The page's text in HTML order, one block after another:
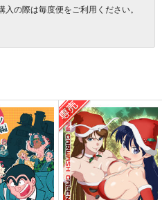
の際は毎度便をご利用ください。